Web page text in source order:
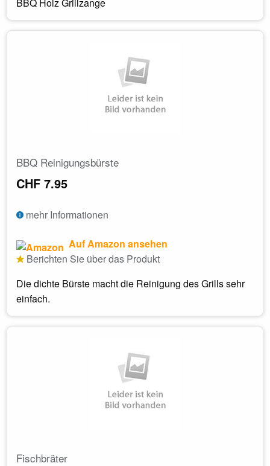
BBQ Reinigungsbürste
CHF 7.95
mehr Informationen
Auf Amazon ansehen
Berichten Sie über das Produkt
Die dichte Bürste macht die Reinigung des Grills sehr
einfach.
Fischbräter